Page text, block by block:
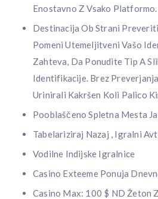
Enostavno Z Vsako Platformo.
Destinacija Ob Strani Preveriti
Pomeni Utemeljitveni Vašo
Zahteva, Da Ponudite Tip A
Identifikacije. Brez
Urinirali Kakršen Koli Palico
Pooblaščeno Spletna Mesta
Tabelariziraj Nazaj , Igralni
Vodilne Indijske Igralnice
Casino Exteeme Ponuja
Casino Max: 100 $ ND Žeton